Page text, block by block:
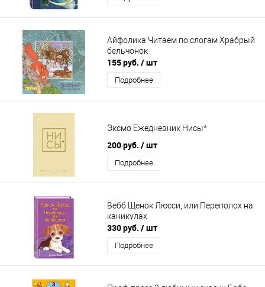
Айфолика Читаем по слогам Храбрый
бельчонок
155 руб. / шт
Подробнее
Эксмо Ежедневник Нисы*
200 руб. / шт
Подробнее
Вебб Щенок Люсси, или Переполох на
каникулах
330 руб. / шт
Подробнее